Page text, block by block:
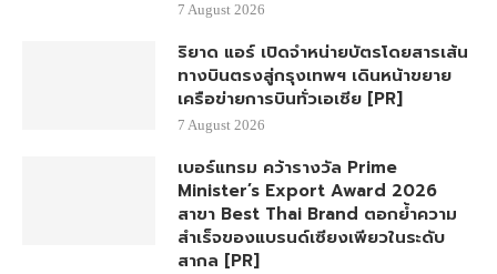
7 August 2026
ริยาด แอร์ เปิดจำหน่ายบัตรโดยสารเส้น
ทางบินตรงสู่กรุงเทพฯ เดินหน้าขยาย
เครือข่ายการบินทั่วเอเชีย [PR]
7 August 2026
เบอร์แทรม คว้ารางวัล Prime
Minister’s Export Award 2026
สาขา Best Thai Brand ตอกย้ำความ
สำเร็จของแบรนด์เซียงเพียวในระดับ
สากล [PR]